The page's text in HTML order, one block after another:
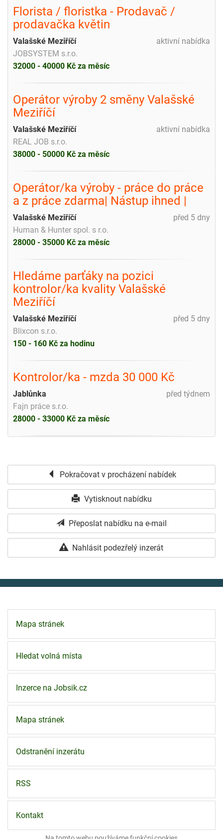
Florista / floristka - Prodavač /
prodavačka květin
aktivní nabídka
Valašské Meziříčí
JOBSYSTEM s.r.o.
32000 - 40000 Kč za měsíc
Operátor výroby 2 směny Valašské
Meziříčí
aktivní nabídka
Valašské Meziříčí
REAL JOB s.r.o.
38000 - 50000 Kč za měsíc
Operátor/ka výroby - práce do práce
a z práce zdarma| Nástup ihned |
před 5 dny
Valašské Meziříčí
Human & Hunter spol. s r.o.
28000 - 35000 Kč za měsíc
Hledáme parťáky na pozici
kontrolor/ka kvality Valašské
Meziříčí
před 5 dny
Valašské Meziříčí
Blixcon s.r.o.
150 - 160 Kč za hodinu
Kontrolor/ka - mzda 30 000 Kč
před týdnem
Jablůnka
Fajn práce s.r.o.
28000 - 33000 Kč za měsíc
Pokračovat v procházení nabídek
Vytisknout nabídku
Přeposlat nabídku na e-mail
Nahlásit podezřelý inzerát
Mapa stránek
Hledat volná místa
Inzerce na Jobsik.cz
Mapa stránek
Odstranění inzerátu
RSS
Kontakt